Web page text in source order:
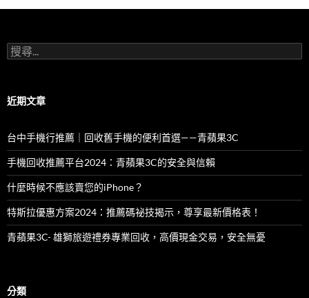
搜
尋
字:
近期文章
台中手機行推薦｜回收舊手機的便利首選——青蘋果3C
手機回收推薦平台2024：青蘋果3C的安全與信賴
什麼時候不應該賣您的iPhone？
特斯拉優惠方案2024：推薦碼祕技揭示，尊享最新價格表！
青蘋果3C- 雄獅旅遊禮券專業回收，高價現金交易，安全無憂
分類